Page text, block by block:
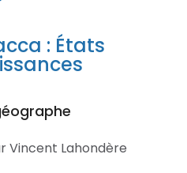
: États
Lahondère